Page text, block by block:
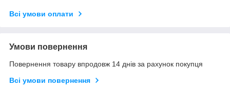
Всі умови оплати
Умови повернення
Повернення товару впродовж 14 днів за рахунок покупця
Всі умови повернення